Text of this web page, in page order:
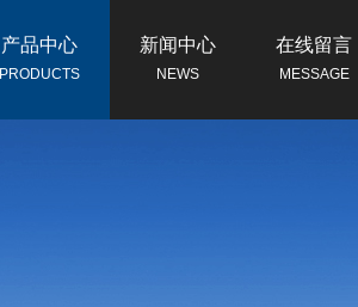
产品中心
PRODUCTS
新闻中心
NEWS
在线留言
MESSAGE